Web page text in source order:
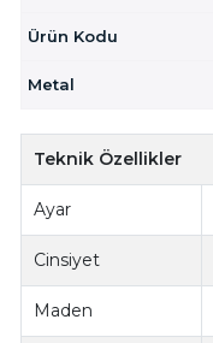
Ürün Kodu
Metal
Teknik Özellikler
Ayar
Cinsiyet
Maden